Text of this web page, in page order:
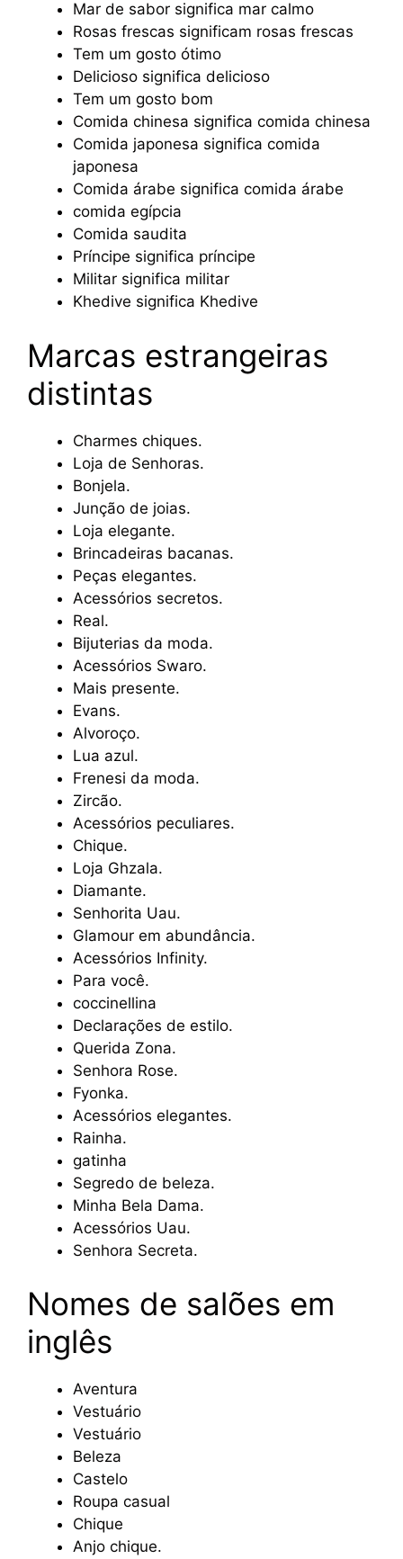
Mar de sabor significa mar calmo
Rosas frescas significam rosas frescas
Tem um gosto ótimo
Delicioso significa delicioso
Tem um gosto bom
Comida chinesa significa comida chinesa
Comida japonesa significa comida
japonesa
Comida árabe significa comida árabe
comida egípcia
Comida saudita
Príncipe significa príncipe
Militar significa militar
Khedive significa Khedive
Marcas estrangeiras
distintas
Charmes chiques.
Loja de Senhoras.
Bonjela.
Junção de joias.
Loja elegante.
Brincadeiras bacanas.
Peças elegantes.
Acessórios secretos.
Real.
Bijuterias da moda.
Acessórios Swaro.
Mais presente.
Evans.
Alvoroço.
Lua azul.
Frenesi da moda.
Zircão.
Acessórios peculiares.
Chique.
Loja Ghzala.
Diamante.
Senhorita Uau.
Glamour em abundância.
Acessórios Infinity.
Para você.
coccinellina
Declarações de estilo.
Querida Zona.
Senhora Rose.
Fyonka.
Acessórios elegantes.
Rainha.
gatinha
Segredo de beleza.
Minha Bela Dama.
Acessórios Uau.
Senhora Secreta.
Nomes de salões em
inglês
Aventura
Vestuário
Vestuário
Beleza
Castelo
Roupa casual
Chique
Anjo chique.